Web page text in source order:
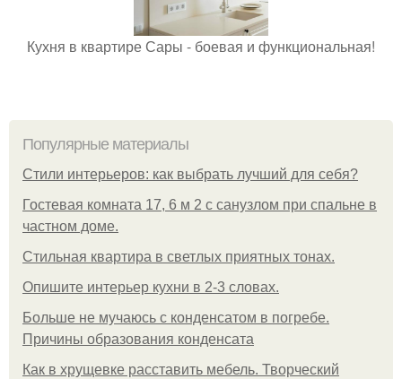
Кухня в квартире Сары - боевая и функциональная!
Популярные материалы
Стили интерьеров: как выбрать лучший для себя?
Гостевая комната 17, 6 м 2 с санузлом при спальне в
частном доме.
Стильная квартира в светлых приятных тонах.
Опишите интерьер кухни в 2-3 словах.
Больше не мучаюсь с конденсатом в погребе.
Причины образования конденсата
Как в хрущевке расставить мебель. Творческий